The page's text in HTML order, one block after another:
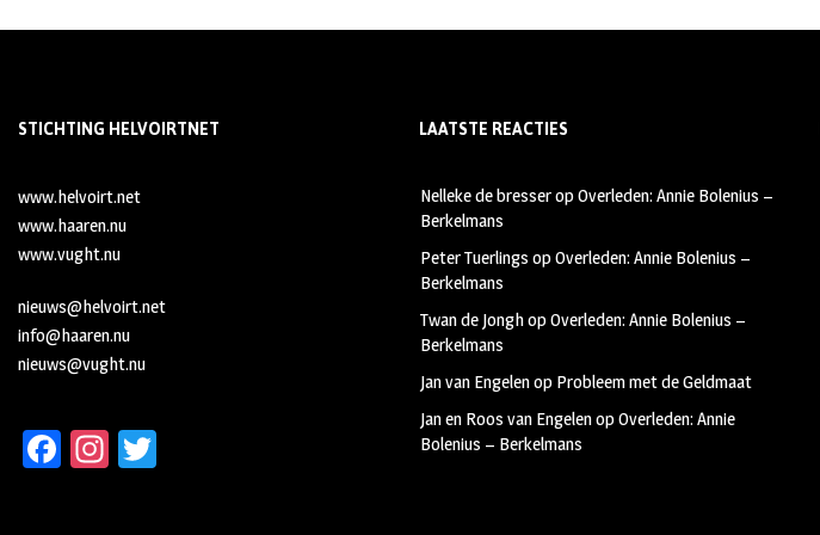
STICHTING HELVOIRTNET
www.helvoirt.net
www.haaren.nu
www.vught.nu
nieuws@helvoirt.net
info@haaren.nu
nieuws@vught.nu
Fa In
LAATSTE REACTIES
Nelleke de bresseropOverleden: Annie Bolenius –
Berkelmans
Peter Tuerlings opOverleden: Annie Bolenius –
Berkelmans
Twan de JonghopOverleden: Annie Bolenius –
Berkelmans
Jan van Engelenop Probleem met de Geldmaat
Jan en Roos van EngelenopOverleden: Annie
Bolenius – Berkelmans